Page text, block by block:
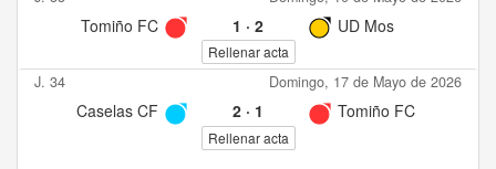
Tomiño FC 1 · 2 UD Mos
Rellenar acta
J. 34 Domingo, 17 de Mayo de 2026
Caselas CF 2· 1 Tomiño FC
Rellenar acta